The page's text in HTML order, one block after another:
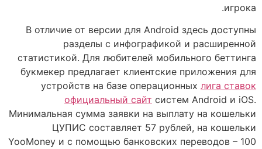
игрока.
В отличие от версии для Android здесь доступны
разделы с инфографикой и расширенной
статистикой. Для любителей мобильного беттинга
букмекер предлагает клиентские приложения для
устройств на базе операционных лига ставок
официальный сайт систем Android и iOS.
Минимальная сумма заявки на выплату на кошельки
ЦУПИС составляет 57 рублей, на кошельки
YooMoney и с помощью банковских переводов – 100